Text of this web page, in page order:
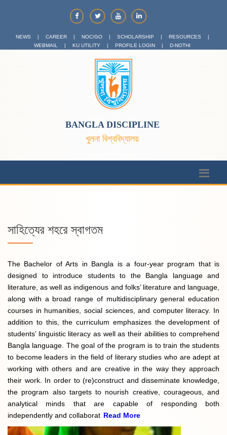
NEWS | CAREER | NOC/GO | SCHOLARSHIP | RESOURCES
|
WEBMAIL
| KU UTILITY | PROFILE LOGIN | D-NOTHI
BANGLA DISCIPLINE
খুলনা বিশ্ববিদ্যালয়
সাহিত্যের শহরে স্বাগতম
The Bachelor of Arts in Bangla is a four-year program that is
designed to introduce students to the Bangla language and
literature, as well as indigenous and folks’ literature and language,
along with a broad range of multidisciplinary general education
courses in humanities, social sciences, and computer literacy. In
addition to this, the curriculum emphasizes the development of
students’ linguistic literacy as well as their abilities to comprehend
Bangla language. The goal of the program is to train the students
to become leaders in the field of literary studies who are adept at
working with others and are creative in the way they approach
their work. In order to (re)construct and disseminate knowledge,
the program also targets to nourish creative, courageous, and
analytical minds that are capable of responding both
independently and collaborat Read More